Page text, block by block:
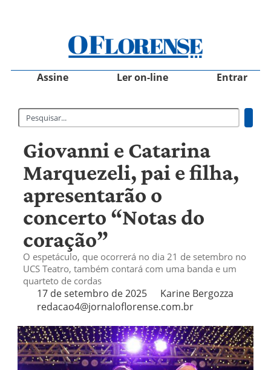
Assine Ler on-line Entrar
Giovanni e Catarina
Marquezeli, pai e filha,
apresentarão o
concerto “Notas do
coração”
O espetáculo, que ocorrerá no dia 21 de setembro no
UCS Teatro, também contará com uma banda e um
quarteto de cordas
17 de setembro de 2025
Karine Bergozza
redacao4@jornaloflorense.com.br